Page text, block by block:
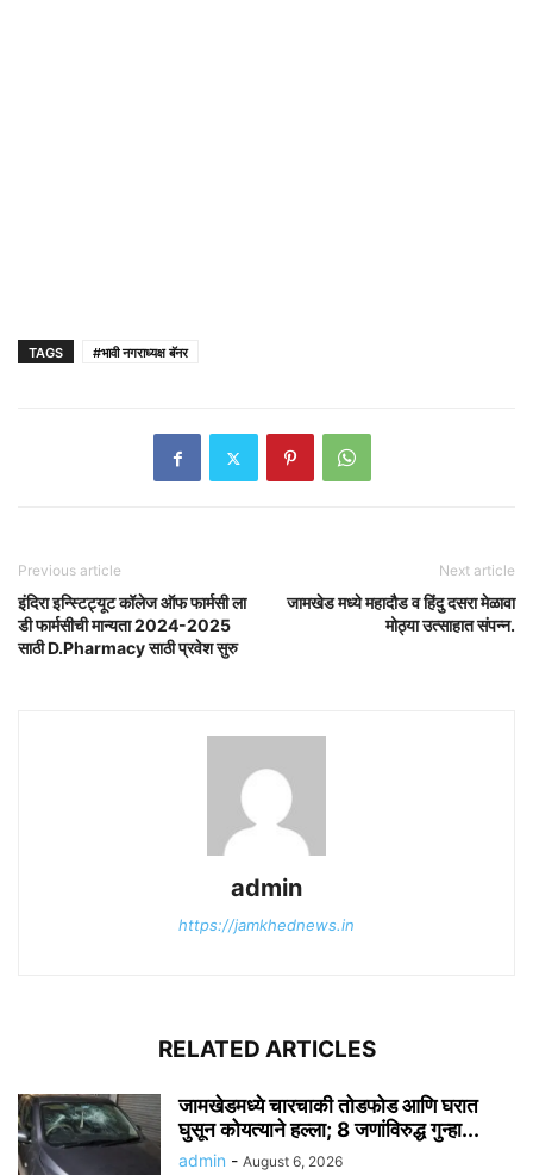
TAGS #भावी नगराध्यक्ष बॅनर
Previous article
इंदिरा इन्स्टिट्यूट कॉलेज ऑफ फार्मसी ला
डी फार्मसीची मान्यता 2024-2025
साठी D.Pharmacy साठी प्रवेश सुरु
Next article
जामखेड मध्ये महादौड व हिंदु दसरा मेळावा
मोठ्या उत्साहात संपन्न.
admin
https://jamkhednews.in
RELATED ARTICLES
जामखेडमध्ये चारचाकी तोडफोड आणि घरात
घुसून कोयत्याने हल्ला; 8 जणांविरुद्ध गुन्हा...
admin - August 6, 2026